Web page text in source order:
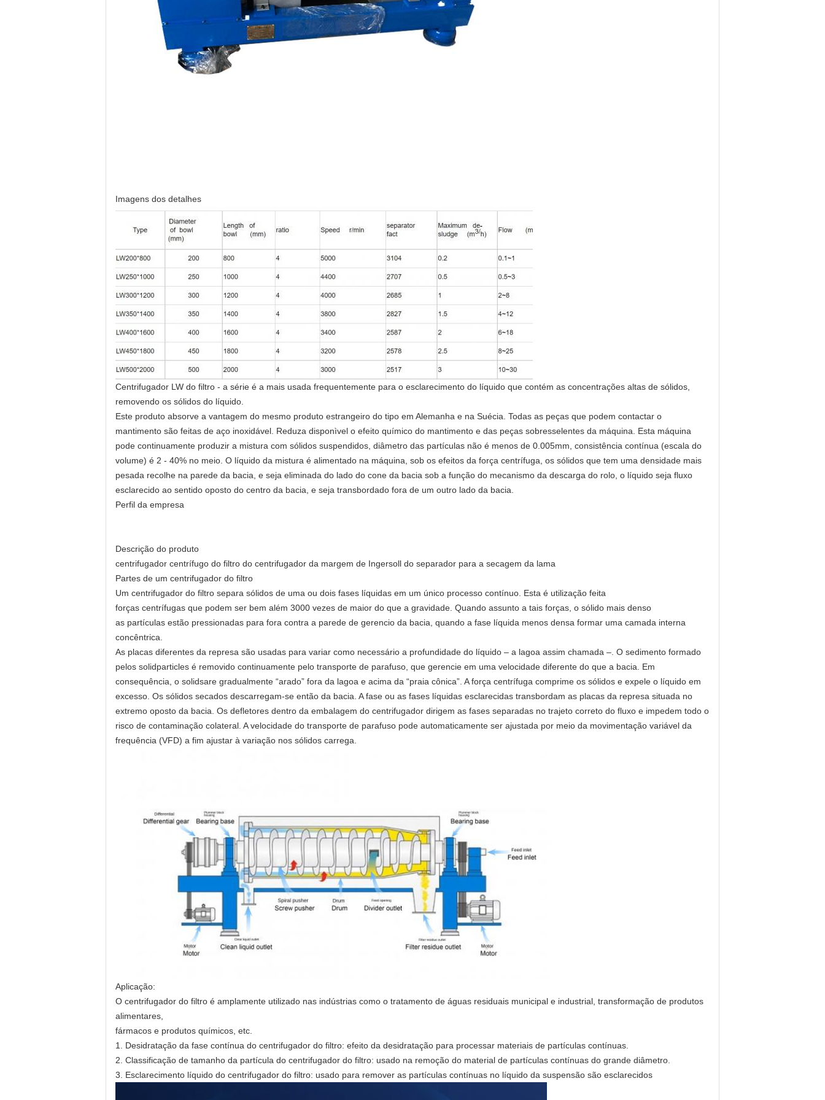
Imagens dos detalhes
Centrifugador LW do filtro - a série é a mais usada frequentemente para o esclarecimento do líquido que contém as concentrações altas de sólidos,
removendo os sólidos do líquido.
Este produto absorve a vantagem do mesmo produto estrangeiro do tipo em Alemanha e na Suécia. Todas as peças que podem contactar o
mantimento são feitas de aço inoxidável. Reduza disponìvel o efeito químico do mantimento e das peças sobresselentes da máquina. Esta máquina
pode continuamente produzir a mistura com sólidos suspendidos, diâmetro das partículas não é menos de 0.005mm, consistência contínua (escala do
volume) é 2 - 40% no meio. O líquido da mistura é alimentado na máquina, sob os efeitos da força centrífuga, os sólidos que tem uma densidade mais
pesada recolhe na parede da bacia, e seja eliminada do lado do cone da bacia sob a função do mecanismo da descarga do rolo, o líquido seja fluxo
esclarecido ao sentido oposto do centro da bacia, e seja transbordado fora de um outro lado da bacia.
Perfil da empresa
Descrição do produto
centrifugador centrífugo do filtro do centrifugador da margem de Ingersoll do separador para a secagem da lama
Partes de um centrifugador do filtro
Um centrifugador do filtro separa sólidos de uma ou dois fases líquidas em um único processo contínuo. Esta é utilização feita
forças centrífugas que podem ser bem além 3000 vezes de maior do que a gravidade. Quando assunto a tais forças, o sólido mais denso
as partículas estão pressionadas para fora contra a parede de gerencio da bacia, quando a fase líquida menos densa formar uma camada interna
concêntrica.
As placas diferentes da represa são usadas para variar como necessário a profundidade do líquido – a lagoa assim chamada –. O sedimento formado
pelos solidparticles é removido continuamente pelo transporte de parafuso, que gerencie em uma velocidade diferente do que a bacia. Em
consequência, o solidsare gradualmente “arado” fora da lagoa e acima da “praia cônica”. A força centrífuga comprime os sólidos e expele o líquido em
excesso. Os sólidos secados descarregam-se então da bacia. A fase ou as fases líquidas esclarecidas transbordam as placas da represa situada no
extremo oposto da bacia. Os defletores dentro da embalagem do centrifugador dirigem as fases separadas no trajeto correto do fluxo e impedem todo o
risco de contaminação colateral. A velocidade do transporte de parafuso pode automaticamente ser ajustada por meio da movimentação variável da
frequência (VFD) a fim ajustar à variação nos sólidos carrega.
Aplicação:
O centrifugador do filtro é amplamente utilizado nas indústrias como o tratamento de águas residuais municipal e industrial, transformação de produtos
alimentares,
fármacos e produtos químicos, etc.
1. Desidratação da fase contínua do centrifugador do filtro: efeito da desidratação para processar materiais de partículas contínuas.
2. Classificação de tamanho da partícula do centrifugador do filtro: usado na remoção do material de partículas contínuas do grande diâmetro.
3. Esclarecimento líquido do centrifugador do filtro: usado para remover as partículas contínuas no líquido da suspensão são esclarecidos